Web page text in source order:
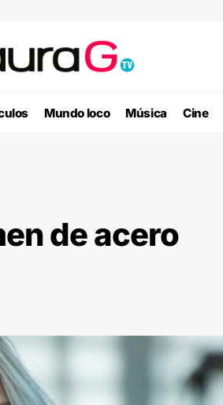
Mundo loco Música Cine
de acero